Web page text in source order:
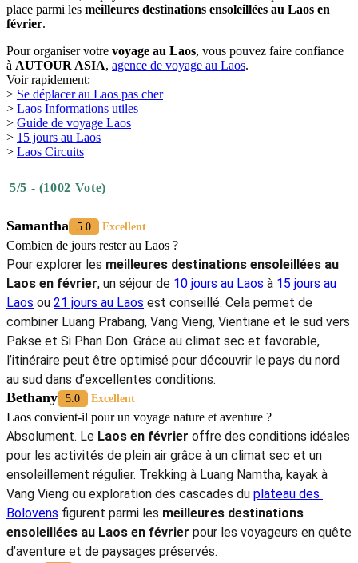
idéale pour combiner découverte culturelle et exploration du sud.
Entre cascades spectaculaires, vestiges khmers et îles paisibles, le
sud du pays s’impose comme l’une des
meilleures destinations
ensoleillées au Laos en février , parfaite pour un voyage riche en
nature, en culture et en sérénité.
IV. Conseils pratiques pour voyager au
Laos en février
Luang Prabang et Vang Vieng.
Le soleil peut être intense en journée : prévoyez crème solaire,
chapeau et vêtements légers. Dans les régions montagneuses
du nord, les soirées peuvent être fraîches, une veste légère est
recommandée.
Conseils
pour
voyager
au
en
février
Les déplacements se font en bus, minivan ou vols
domestiques. Pour plus de liberté, la location de scooter est
possible dans les villes touristiques. Pensez à changer en kip
lao ou à prévoir des dollars américains en espèces, les
paiements par carte restant limités.
Respectez la culture locale : tenue décente dans les temples et
attitude respectueuse, fidèle à l’esprit paisible du pays.